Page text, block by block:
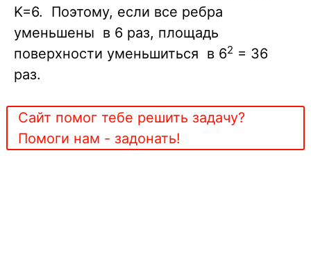
K=6. Поэтому, если все ребра
уменьшены в 6 раз, площадь
поверхности уменьшиться в 62 = 36
раз.
Сайт помог тебе решить задачу?
Помоги нам - задонать!